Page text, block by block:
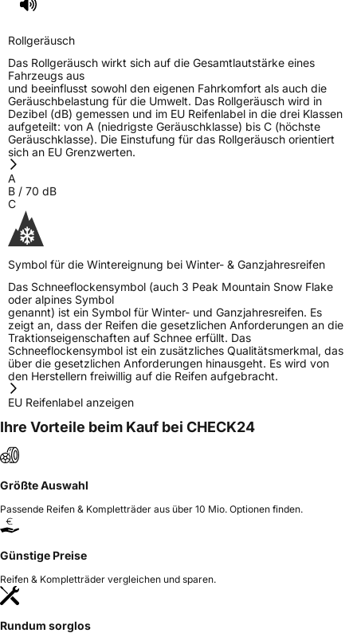
Rollgeräusch
Das Rollgeräusch wirkt sich auf die Gesamtlautstärke eines
Fahrzeugs aus
und beeinflusst sowohl den eigenen Fahrkomfort als auch die
Geräuschbelastung für die Umwelt. Das Rollgeräusch wird in
Dezibel (dB) gemessen und im EU Reifenlabel in die drei Klassen
aufgeteilt: von A (niedrigste Geräuschklasse) bis C (höchste
Geräuschklasse). Die Einstufung für das Rollgeräusch orientiert
sich an EU Grenzwerten.
A
B / 70 dB
C
Symbol für die Wintereignung bei Winter- & Ganzjahresreifen
Das Schneeflockensymbol (auch 3 Peak Mountain Snow Flake
oder alpines Symbol
genannt) ist ein Symbol für Winter- und Ganzjahresreifen. Es
zeigt an, dass der Reifen die gesetzlichen Anforderungen an die
Traktionseigenschaften auf Schnee erfüllt. Das
Schneeflockensymbol ist ein zusätzliches Qualitätsmerkmal, das
über die gesetzlichen Anforderungen hinausgeht. Es wird von
den Herstellern freiwillig auf die Reifen aufgebracht.
EU Reifenlabel anzeigen
Ihre Vorteile beim Kauf bei CHECK24
Größte Auswahl
Passende Reifen & Kompletträder aus über 10 Mio. Optionen finden.
Günstige Preise
Reifen & Kompletträder vergleichen und sparen.
Rundum sorglos